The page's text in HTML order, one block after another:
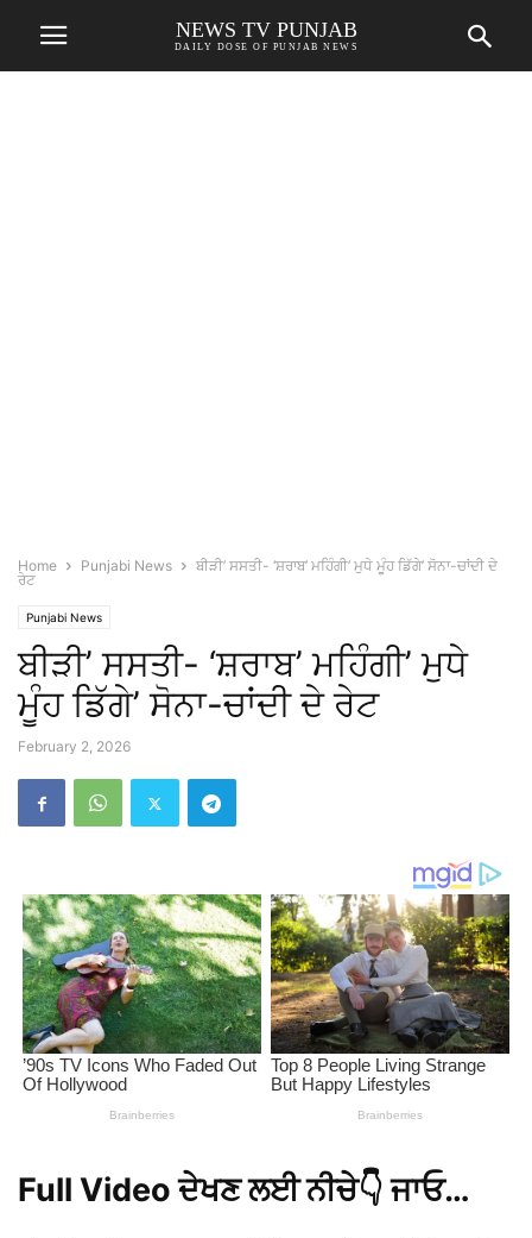
NEWS TV PUNJAB
DAILY DOSE OF PUNJAB NEWS
Home Punjabi News
ਬੀੜੀ’ ਸਸਤੀ- ‘ਸ਼ਰਾਬ’ ਮਹਿੰਗੀ’ ਮੁਧੇ ਮੂੰਹ ਡਿੱਗੇ’ ਸੋਨਾ-ਚਾਂਦੀ ਦੇ
ਰੇਟ
Punjabi News
ਬੀੜੀ’ ਸਸਤੀ- ‘ਸ਼ਰਾਬ’ ਮਹਿੰਗੀ’ ਮੁਧੇ
ਮੂੰਹ ਡਿੱਗੇ’ ਸੋਨਾ-ਚਾਂਦੀ ਦੇ ਰੇਟ
February 2, 2026
Full Video ਦੇਖਣ ਲਈ ਨੀਚੇ👇 ਜਾਓ…